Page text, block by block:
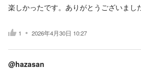
楽しかったです。ありがとうございまし
1 2026年4月30日 10:27
@hazasan